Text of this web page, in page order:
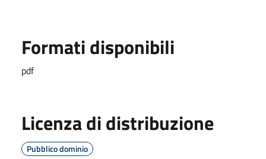
Formati disponibili
pdf
Licenza di distribuzione
Pubblico dominio